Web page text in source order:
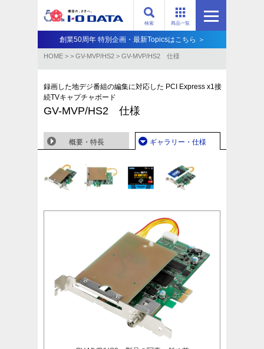
商品一覧
検索
創業50周年 特別企画・最新Topicsはこちら ＞
HOME > > GV-MVP/HS2 > GV-MVP/HS2 仕様
録画した地デジ番組の編集に対応した PCI Express x1接
続TVキャプチャボード
GV-MVP/HS2 仕様
概要・特長 ギャラリー・仕様